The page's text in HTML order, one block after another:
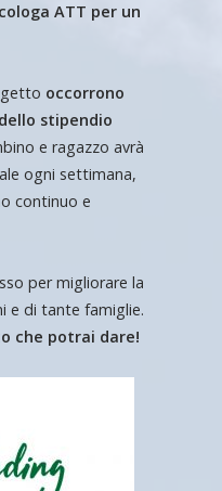
ATT per un
occorrono
stipendio
e ragazzo avrà
ogni settimana,
continuo e
per migliorare la
e di tante famiglie.
che potrai dare!